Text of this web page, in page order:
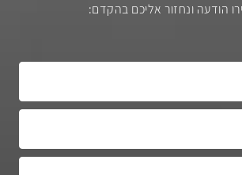
הודעה ונחזור אליכם בהקדם: